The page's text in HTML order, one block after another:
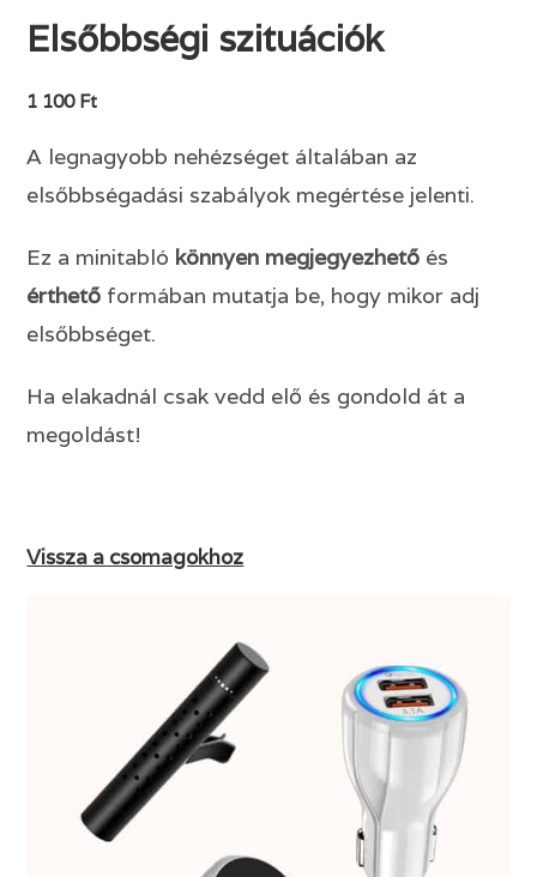
Elsőbbségi szituációk
1 100 Ft
A legnagyobb nehézséget általában az
elsőbbségadási szabályok megértése jelenti.
Ez a minitabló könnyen megjegyezhető és
érthető formában mutatja be, hogy mikor adj
elsőbbséget.
Ha elakadnál csak vedd elő és gondold át a
megoldást!
Vissza a csomagokhoz